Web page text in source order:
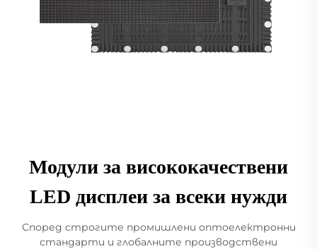
Модули за висококачествени
LED дисплеи за всеки нужди
Според строгите промишлени оптоелектронни
стандарти и глобалните производствени